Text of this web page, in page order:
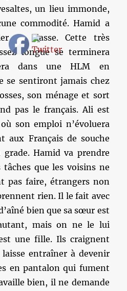
un lieu immonde,
commodité. Hamid a
en classe. Cette très
longue se terminera
dans une HLM en
se sentiront jamais chez
son ménage et sort
pas le français. Ali est
son emploi n’évoluera
aux Français de souche
Hamid va prendre
que les voisins ne
pas faire, étrangers non
rien. Il le fait avec
bien que sa sœur est
mais on ne le lui
une fille. Ils craignent
entraîner à devenir
en pantalon qui fument
bien, il ne demande